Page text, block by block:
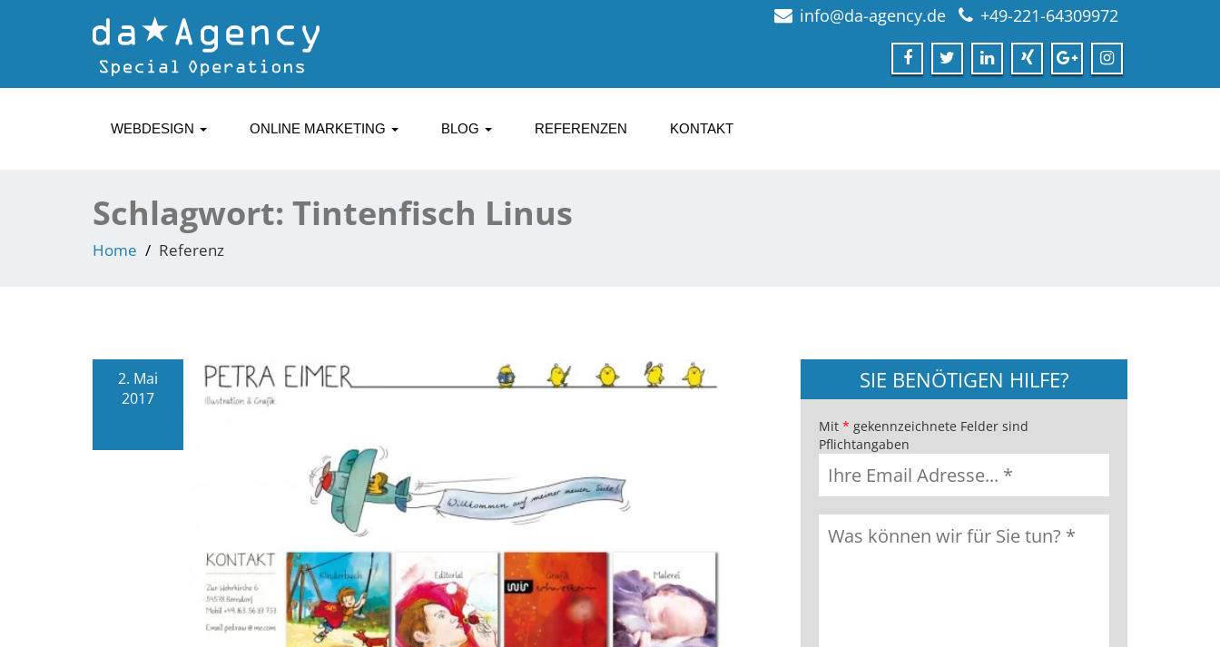
info@da-agency.de +49-221-64309972
WEBDESIGN ONLINE MARKETING BLOG REFERENZEN KONTAKT
Schlagwort: Tintenfisch Linus
Home Referenz
2. Mai
2017
SIE BENÖTIGEN HILFE?
Mit * gekennzeichnete Felder sind
Pflichtangaben